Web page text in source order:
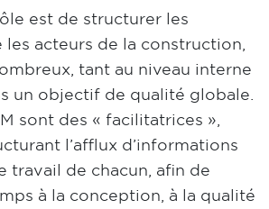
est de structurer les
les acteurs de la construction,
tant au niveau interne
un objectif de qualité globale.
sont des « facilitatrices »,
l’afflux d’informations
travail de chacun, afin de
à la conception, à la qualité